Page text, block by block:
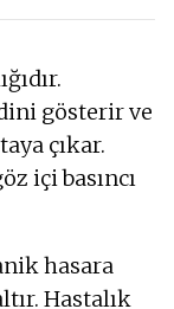
gösterir ve
çıkar.
içi basıncı
hasara
Hastalık